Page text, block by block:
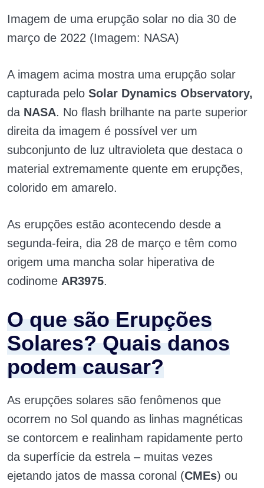
Imagem de uma erupção solar no dia 30 de
março de 2022 (Imagem: NASA)
A imagem acima mostra uma erupção solar
capturada pelo Solar Dynamics Observatory,
da NASA. No flash brilhante na parte superior
direita da imagem é possível ver um
subconjunto de luz ultravioleta que destaca o
material extremamente quente em erupções,
colorido em amarelo.
As erupções estão acontecendo desde a
segunda-feira, dia 28 de março e têm como
origem uma mancha solar hiperativa de
codinome AR3975.
O que são Erupções
Solares? Quais danos
podem causar?
As erupções solares são fenômenos que
ocorrem no Sol quando as linhas magnéticas
se contorcem e realinham rapidamente perto
da superfície da estrela – muitas vezes
ejetando jatos de massa coronal (CMEs) ou